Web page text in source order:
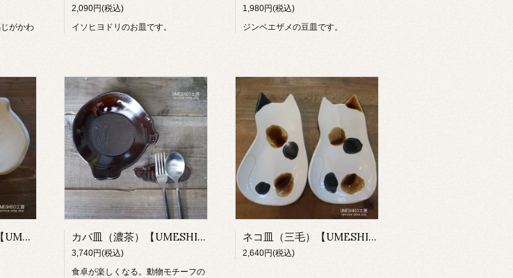
がかわ
2,090円(税込)
イソヒヨドリのお皿です。
1,980円(税込)
ジンベエザメの豆皿です。
シロクマ目隠し豆皿【UMESHISO工房】 カバ皿（濃茶）【UMESHISO工房】
3,740円(税込)
食卓が楽しくなる。動物モチーフの
ネコ皿（三毛）【UMESHISO工房】
2,640円(税込)